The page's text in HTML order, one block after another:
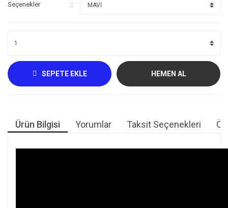
Seçenekler
SEPETE EKLE HEMEN AL
Ürün Bilgisi Yorumlar Taksit Seçenekleri